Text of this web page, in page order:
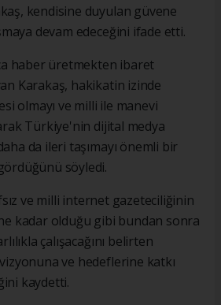
kendisine duyulan güvene
devam edeceğini ifade etti.
haber üretmekten ibaret
Karakaş, hakikatin izinde
olmayı ve milli ile manevi
Türkiye'nin dijital medya
da ileri taşımayı önemli bir
söyledi.
ve milli internet gazeteciliğinin
kadar olduğu gibi bundan sonra
çalışacağını belirten
ve hedeflerine katkı
kaydetti.